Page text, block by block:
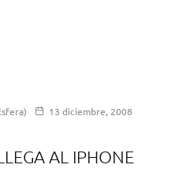
13 diciembre, 2008
AL IPHONE